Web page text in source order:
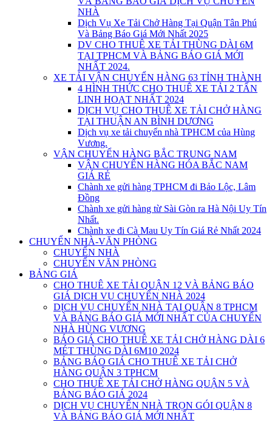
NHÀ
Dịch Vụ Xe Tải Chở Hàng Tại Quận Tân Phú
Và Bảng Báo Giá Mới Nhất 2025
DV CHO THUÊ XE TẢI THÙNG DÀI 6M
TẠI TPHCM VÀ BẢNG BÁO GIÁ MỚI
NHẤT 2024.
XE TẢI VẬN CHUYỂN HÀNG 63 TỈNH THÀNH
4 HÌNH THỨC CHO THUÊ XE TẢI 2 TẤN
LINH HOẠT NHẤT 2024
DỊCH VỤ CHO THUÊ XE TẢI CHỞ HÀNG
TẠI THUẬN AN BÌNH DƯƠNG
Dịch vụ xe tải chuyển nhà TPHCM của Hùng
Vương.
VẬN CHUYỂN HÀNG BẮC TRUNG NAM
VẬN CHUYỂN HÀNG HÓA BẮC NAM
GIÁ RẺ
Chành xe gửi hàng TPHCM đi Bảo Lộc, Lâm
Đồng
Chành xe gửi hàng từ Sài Gòn ra Hà Nội Uy Tín
Nhất.
Chành xe đi Cà Mau Uy Tín Giá Rẻ Nhất 2024
CHUYỂN NHÀ-VĂN PHÒNG
CHUYỂN NHÀ
CHUYỂN VĂN PHÒNG
BẢNG GIÁ
CHO THUÊ XE TẢI QUẬN 12 VÀ BẢNG BÁO
GIÁ DỊCH VỤ CHUYỂN NHÀ 2024
DỊCH VỤ CHUYỂN NHÀ TẠI QUẬN 8 TPHCM
VÀ BẢNG BÁO GIÁ MỚI NHẤT CỦA CHUYỂN
NHÀ HÙNG VƯƠNG
BÁO GIÁ CHO THUÊ XE TẢI CHỞ HÀNG DÀI 6
MÉT THÙNG DÀI 6M10 2024
BẢNG BÁO GIÁ CHO THUÊ XE TẢI CHỞ
HÀNG QUẬN 3 TPHCM
CHO THUÊ XE TẢI CHỞ HÀNG QUẬN 5 VÀ
BẢNG BÁO GIÁ 2024
DỊCH VỤ CHUYỂN NHÀ TRỌN GÓI QUẬN 8
VÀ BẢNG BÁO GIÁ MỚI NHẤT